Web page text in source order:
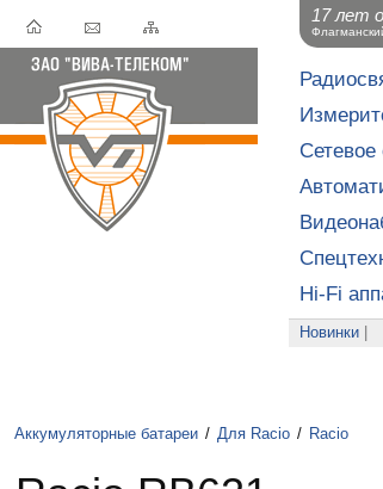
Сетевое
Hi-Fi
Новинки
Аккумуляторные батареи / Для Racio / Racio
17 лет